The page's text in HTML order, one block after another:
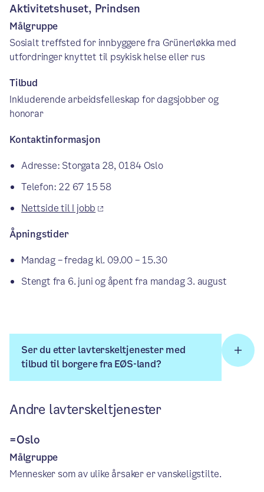
Aktivitetshuset, Prindsen
Målgruppe
Sosialt treffsted for innbyggere fra Grünerløkka med
utfordringer knyttet til psykisk helse eller rus
Tilbud
Inkluderende arbeidsfelleskap for dagsjobber og
honorar
Kontaktinformasjon
Adresse: Storgata 28, 0184 Oslo
Telefon: 22 67 15 58
Nettside til I jobb
Åpningstider
Mandag – fredag kl. 09.00 – 15.30
Stengt fra 6. juni og åpent fra mandag 3. august
Ser du etter lavterskeltjenester med
tilbud til borgere fra EØS-land?
Andre lavterskeltjenester
=Oslo
Målgruppe
Mennesker som av ulike årsaker er vanskeligstilte.